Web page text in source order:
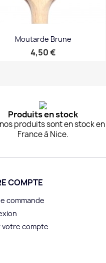
Moutarde Brune
Prix
4,50 €
Produits en stock
produits sont en stock en
France à Nice.
COMPTE
commande
votre compte